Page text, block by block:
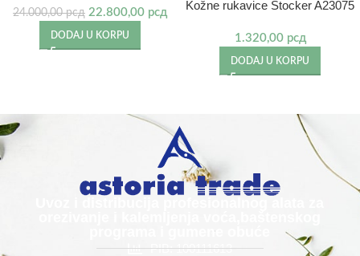
24.000,00рсд 22.800,00 рсд
DODAJ U KORPU
Kožne rukavice Stocker A23075
1.320,00 рсд
DODAJ U KORPU
programa i gumene obuće
PIB: 100111613